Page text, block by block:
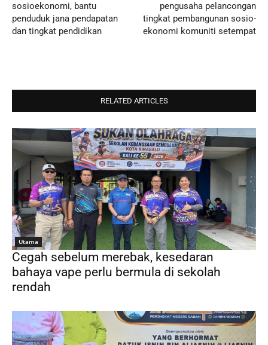
sosioekonomi, bantu
penduduk jana pendapatan
dan tingkat pendidikan
pengusaha pelancongan
tingkat pembangunan sosio-
ekonomi komuniti setempat
RELATED ARTICLES
Utama
Cegah sebelum merebak, kesedaran
bahaya vape perlu bermula di sekolah
rendah